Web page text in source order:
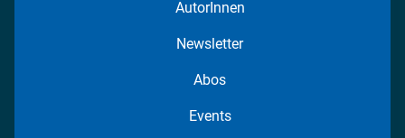
AutorInnen
Newsletter
Abos
Events